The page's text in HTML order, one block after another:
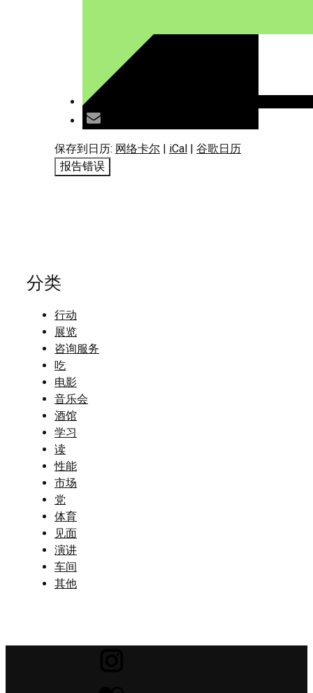
保存到日历: 网络卡尔 | iCal | 谷歌日历
报告错误
分类
行动
展览
咨询服务
吃
电影
音乐会
酒馆
学习
读
性能
市场
党
体育
见面
演讲
车间
其他